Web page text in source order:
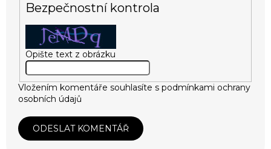
Bezpečnostní kontrola
Opište text z obrázku
Vložením komentáře souhlasíte s podmínkami ochrany
osobních údajů
ODESLAT KOMENTÁŘ